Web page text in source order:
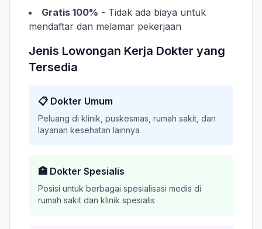
Gratis 100% - Tidak ada biaya untuk
mendaftar dan melamar pekerjaan
Jenis Lowongan Kerja Dokter yang
Tersedia
📋 Dokter Umum
Peluang di klinik, puskesmas, rumah sakit, dan
layanan kesehatan lainnya
🏥 Dokter Spesialis
Posisi untuk berbagai spesialisasi medis di
rumah sakit dan klinik spesialis